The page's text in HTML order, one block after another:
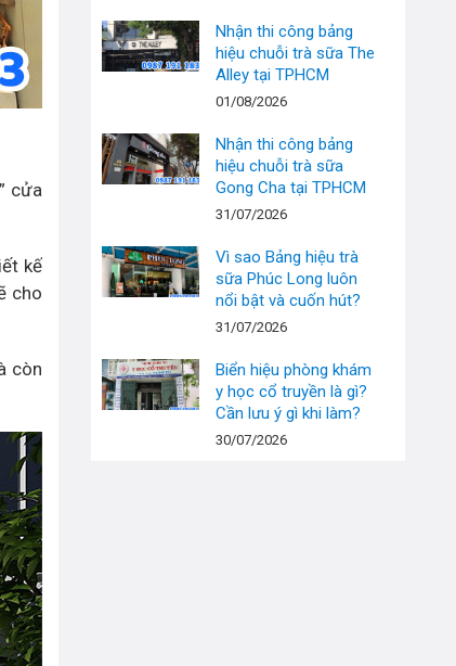
cửa
kế
cho
còn
Nhận thi công bảng
hiệu chuỗi trà sữa The
Alley tại TPHCM
01/08/2026
Nhận thi công bảng
hiệu chuỗi trà sữa
Gong Cha tại TPHCM
31/07/2026
Vì sao Bảng hiệu trà
sữa Phúc Long luôn
nổi bật và cuốn hút?
31/07/2026
Biển hiệu phòng khám
y học cổ truyền là gì?
Cần lưu ý gì khi làm?
30/07/2026